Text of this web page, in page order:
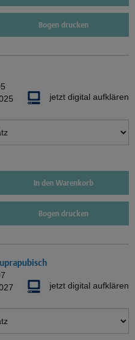
Bogen drucken
jetzt digital aufklären
In den Warenkorb
Bogen drucken
jetzt digital aufklären